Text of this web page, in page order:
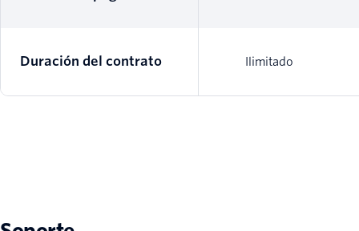
Duración del contrato Ilimitado